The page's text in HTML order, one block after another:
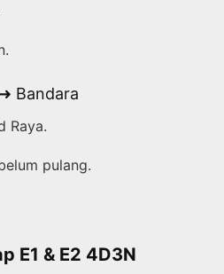
Bandara
Raya.
pulang.
E1 & E2 4D3N